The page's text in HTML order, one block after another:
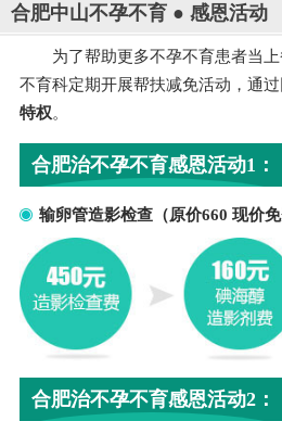
合肥中山不孕不育 ● 感恩活动
为了帮助更多不孕不育患者当
不育科定期开展帮扶减免活动，通
特权。
合肥治不孕不育感恩活动1：
输卵管造影检查（原价660 现价免
合肥治不孕不育感恩活动2：